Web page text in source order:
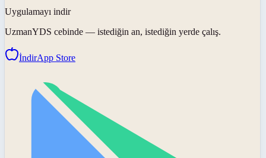
Uygulamayı indir
UzmanYDS cebinde — istediğin an, istediğin yerde çalış.
İndirApp Store